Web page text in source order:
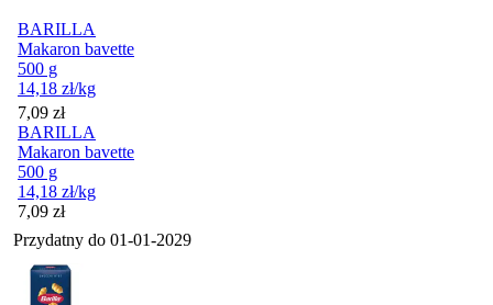
BARILLA
Makaron bavette
500 g
14,18 zł/kg
Cena
7,09 zł
BARILLA
Makaron bavette
500 g
14,18 zł/kg
Cena
7,09 zł
Przydatny do 01-01-2029